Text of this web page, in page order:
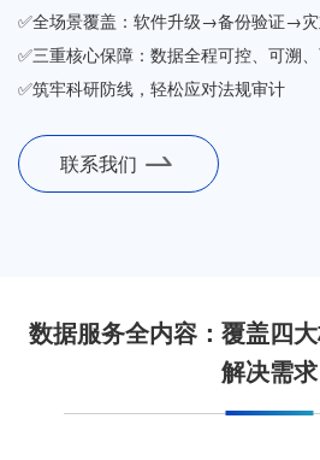
✅全场景覆盖：软件升级→备份验证→
✅三重核心保障：数据全程可控、可溯
✅筑牢科研防线，轻松应对法规审计
联系我们
数据服务全内容：覆盖四
解决需求